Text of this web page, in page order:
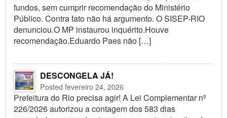
fundos, sem cumprir recomendação do Ministério
Público. Contra fato não há argumento. O SISEP-RIO
denunciou.O MP instaurou inquérito.Houve
recomendação.Eduardo Paes não […]
DESCONGELA JÁ!
Posted fevereiro 24, 2026
Prefeitura do Rio precisa agir! A Lei Complementar nº
226/2026 autorizou a contagem dos 583 dias